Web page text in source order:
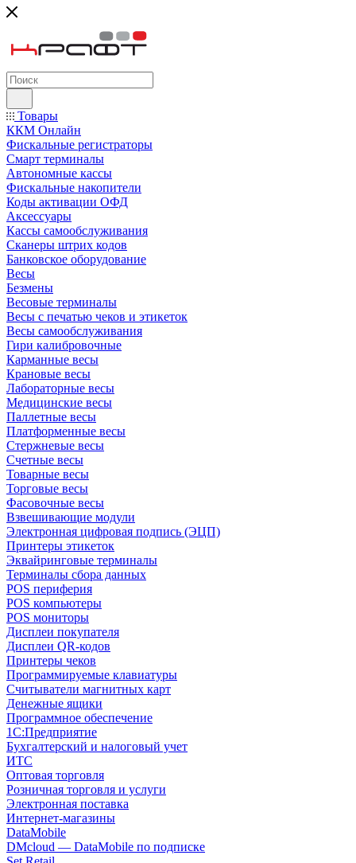
Товары
ККМ Онлайн
Фискальные регистраторы
Смарт терминалы
Автономные кассы
Фискальные накопители
Коды активации ОФД
Аксессуары
Кассы самообслуживания
Сканеры штрих кодов
Банковское оборудование
Весы
Безмены
Весовые терминалы
Весы с печатью чеков и этикеток
Весы самообслуживания
Гири калибровочные
Карманные весы
Крановые весы
Лабораторные весы
Медицинские весы
Паллетные весы
Платформенные весы
Стержневые весы
Счетные весы
Товарные весы
Торговые весы
Фасовочные весы
Взвешивающие модули
Электронная цифровая подпись (ЭЦП)
Принтеры этикеток
Эквайринговые терминалы
Терминалы сбора данных
POS периферия
POS компьютеры
POS мониторы
Дисплеи покупателя
Дисплеи QR-кодов
Принтеры чеков
Программируемые клавиатуры
Считыватели магнитных карт
Денежные ящики
Программное обеспечение
1С:Предприятие
Бухгалтерский и налоговый учет
ИТС
Оптовая торговля
Розничная торговля и услуги
Электронная поставка
Интернет-магазины
DataMobile
DMcloud — DataMobile по подписке